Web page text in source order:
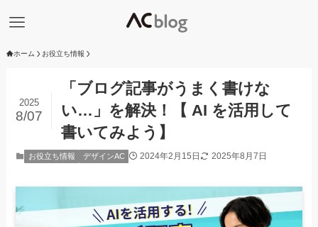
ホーム お役立ち情報
「ブログ記事がうまく書けな
い…」を解決！【 AI を活用して
書いてみよう】
2025
8/07
お役立ち情報 デザインAC 2024年2月15日 2025年8月7日